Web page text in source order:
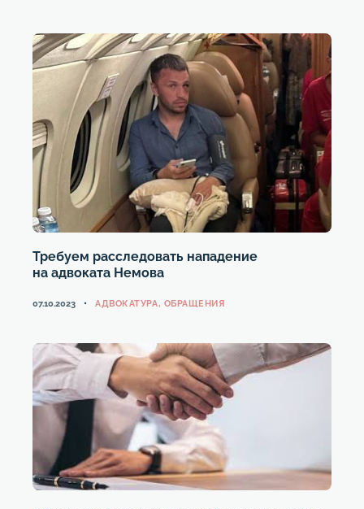
Требуем расследовать нападение
на адвоката Немова
07.10.2023 КАТЕГОРИИ
АДВОКАТУРА, ОБРАЩЕНИЯ